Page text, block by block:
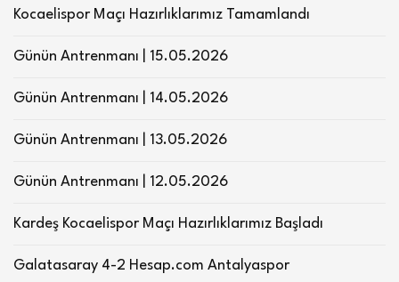
Kocaelispor Maçı Hazırlıklarımız Tamamlandı
Günün Antrenmanı | 15.05.2026
Günün Antrenmanı | 14.05.2026
Günün Antrenmanı | 13.05.2026
Günün Antrenmanı | 12.05.2026
Kardeş Kocaelispor Maçı Hazırlıklarımız Başladı
Galatasaray 4-2 Hesap.com Antalyaspor